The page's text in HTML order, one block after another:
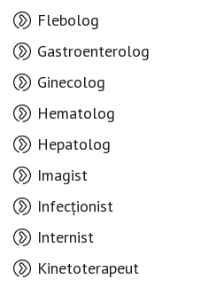
Flebolog
Gastroenterolog
Ginecolog
Hematolog
Hepatolog
Imagist
Infecționist
Internist
Kinetoterapeut